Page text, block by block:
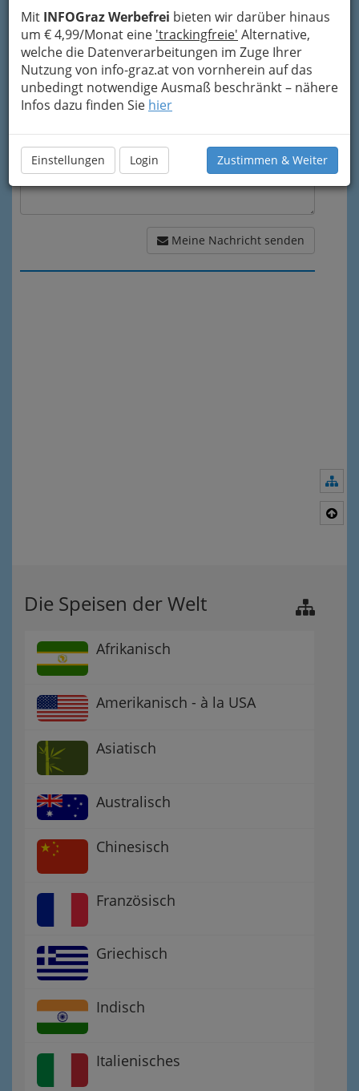
Mit INFOGraz Werbefrei bieten wir darüber hinaus
um € 4,99/Monat eine 'trackingfreie' Alternative,
welche die Datenverarbeitungen im Zuge Ihrer
Nutzung von info-graz.at von vornherein auf das
unbedingt notwendige Ausmaß beschränkt – nähere
Infos dazu finden Sie hier
Einstellungen Login Zustimmen & Weiter
Meine Nachricht
Meine Nachricht senden
Die Speisen der Welt
Afrikanisch
Amerikanisch - à la USA
Asiatisch
Australisch
Chinesisch
Französisch
Griechisch
Indisch
Italienisches